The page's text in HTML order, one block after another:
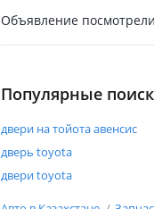
Объявление посмотрели
Популярные
двери на тойота авенсис
дверь toyota
двери toyota